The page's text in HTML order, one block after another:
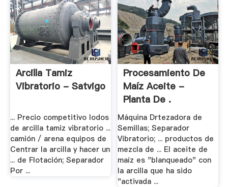
Arcilla Tamiz
Vibratorio - Satvigo
... Precio competitivo lodos
de arcilla tamiz vibratorio ...
camión / arena equipos de
Centrar la arcilla y hacer un
... de Flotación; Separador
Por ...
Procesamiento De
Maíz Aceite -
Planta De .
Máquina Drtezadora de
Semillas; Separador
Vibratorio; ... productos de
mezcla de ... El aceite de
maíz es "blanqueado" con
la arcilla que ha sido
"activada ...